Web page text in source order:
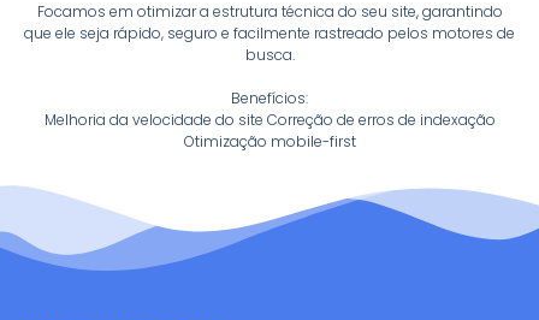
Focamos em otimizar a estrutura técnica do seu site, garantindo
que ele seja rápido, seguro e facilmente rastreado pelos motores de
busca.
Benefícios:
Melhoria da velocidade do site Correção de erros de indexação
Otimização mobile-first